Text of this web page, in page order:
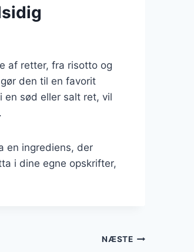
af retter, fra risotto og
den til en favorit
en sød eller salt ret, vil
en ingrediens, der
i dine egne opskrifter,
NÆSTE